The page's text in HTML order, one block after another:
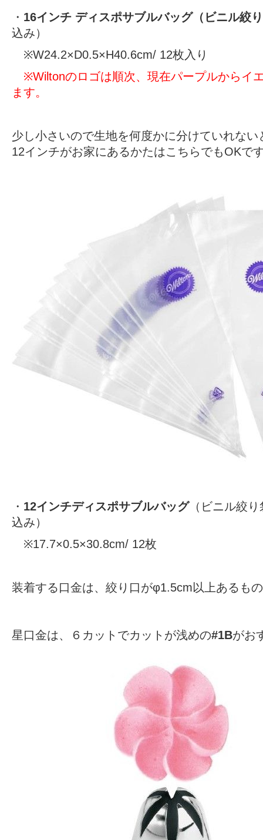
・ 16インチ ディスポサブルバッグ（ビニル絞
込み）
※W24.2×D0.5×H40.6cm/ 12枚入り
※Wiltonのロゴは順次、現在パープルからイ
ます。
少し小さいので生地を何度かに分けていれない
12インチがお家にあるかたはこちらでもOKで
・ 12インチディスポサブルバッグ（ビニル絞
込み）
※17.7×0.5×30.8cm/ 12枚
装着する口金は、絞り口がφ1.5cm以上あるも
星口金は、６カットでカットが浅めの#1Bがお